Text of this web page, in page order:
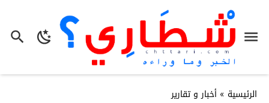
الرئيسية » أخبار و تقارير